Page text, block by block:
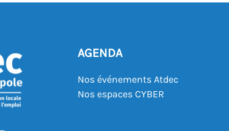
AGENDA
Nos événements Atdec
Nos espaces CYBER